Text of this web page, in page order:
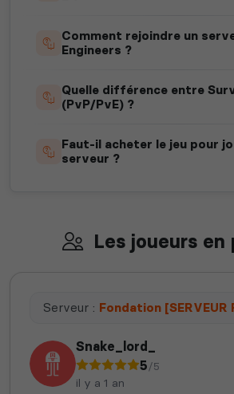
Comment rejoindre un
Engineers ?
Quelle différence entre
(PvP/PvE) ?
Faut-il acheter le jeu pour
serveur ?
Les joueurs en
Serveur : Fondation [SERVEUR
Snake_lord_
5/5
il y a 1 an